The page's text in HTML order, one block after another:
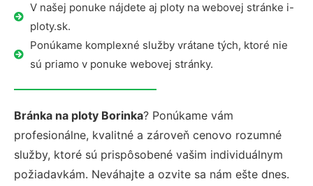
V našej ponuke nájdete aj ploty na webovej stránke i-
ploty.sk.
Ponúkame komplexné služby vrátane tých, ktoré nie
sú priamo v ponuke webovej stránky.
Bránka na ploty Borinka? Ponúkame vám
profesionálne, kvalitné a zároveň cenovo rozumné
služby, ktoré sú prispôsobené vašim individuálnym
požiadavkám. Neváhajte a ozvite sa nám ešte dnes.